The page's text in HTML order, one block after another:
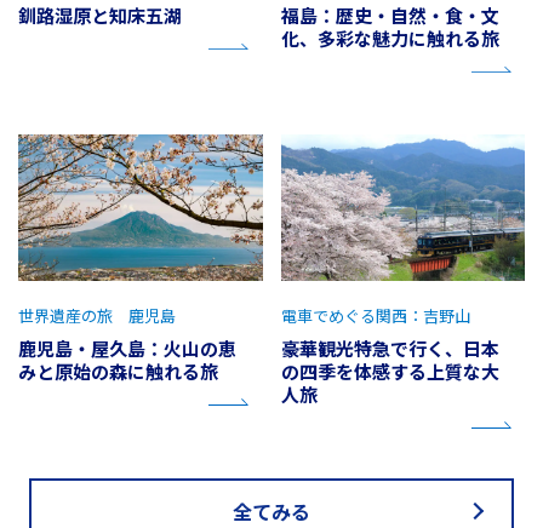
釧路湿原と知床五湖
福島：歴史・自然・食・文
化、多彩な魅力に触れる旅
鹿児島・屋久島：火山の恵
みと原始の森に触れる旅
世界遺産の旅 鹿児島
豪華観光特急で行く、日本
の四季を体感する上質な大
人旅
電車でめぐる関西：吉野山
全てみる